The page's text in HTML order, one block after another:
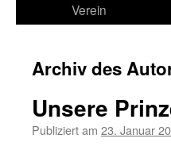
Verein
Archiv des
Unsere
Publiziert am 23. Januar